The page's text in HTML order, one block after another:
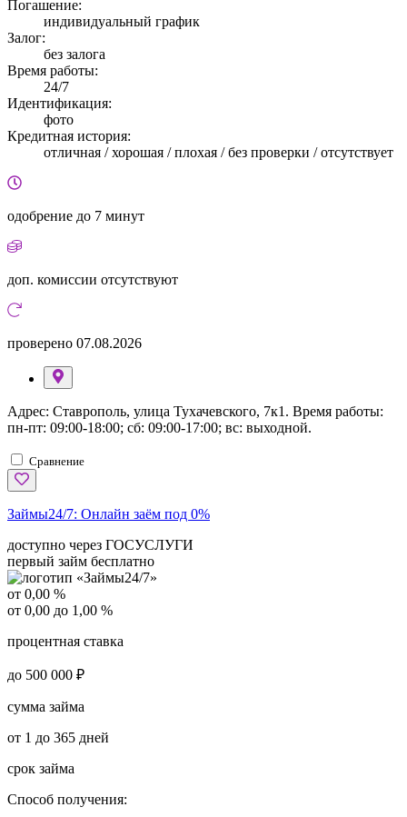
Погашение:
индивидуальный график
Залог:
без залога
Время работы:
24/7
Идентификация:
фото
Кредитная история:
отличная / хорошая / плохая / без проверки / отсутствует
одобрение до 7 минут
доп. комиссии отсутствуют
проверено 07.08.2026
Адрес: Ставрополь, улица Тухачевского, 7к1. Время работы:
пн-пт: 09:00-18:00; сб: 09:00-17:00; вс: выходной.
Сравнение
Займы24/7: Онлайн заём под 0%
доступно через ГОСУСЛУГИ
первый займ бесплатно
от 0,00 %
от 0,00 до 1,00 %
процентная ставка
до 500 000 ₽
сумма займа
от 1 до 365 дней
срок займа
Способ получения: